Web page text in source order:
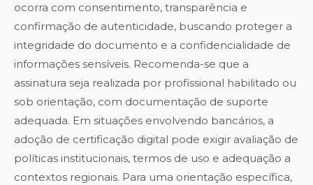
ocorra com consentimento, transparência e
confirmação de autenticidade, buscando proteger a
integridade do documento e a confidencialidade de
informações sensíveis. Recomenda-se que a
assinatura seja realizada por profissional habilitado ou
sob orientação, com documentação de suporte
adequada. Em situações envolvendo bancários, a
adoção de certificação digital pode exigir avaliação de
políticas institucionais, termos de uso e adequação a
contextos regionais. Para uma orientação específica,